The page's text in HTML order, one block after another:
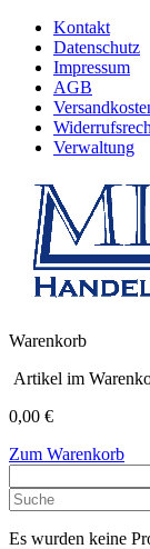
Kontakt
Datenschutz
Impressum
AGB
Verwaltung
Warenkorb
Artikel im
0,00 €
Zum Warenkorb
Es wurden keine